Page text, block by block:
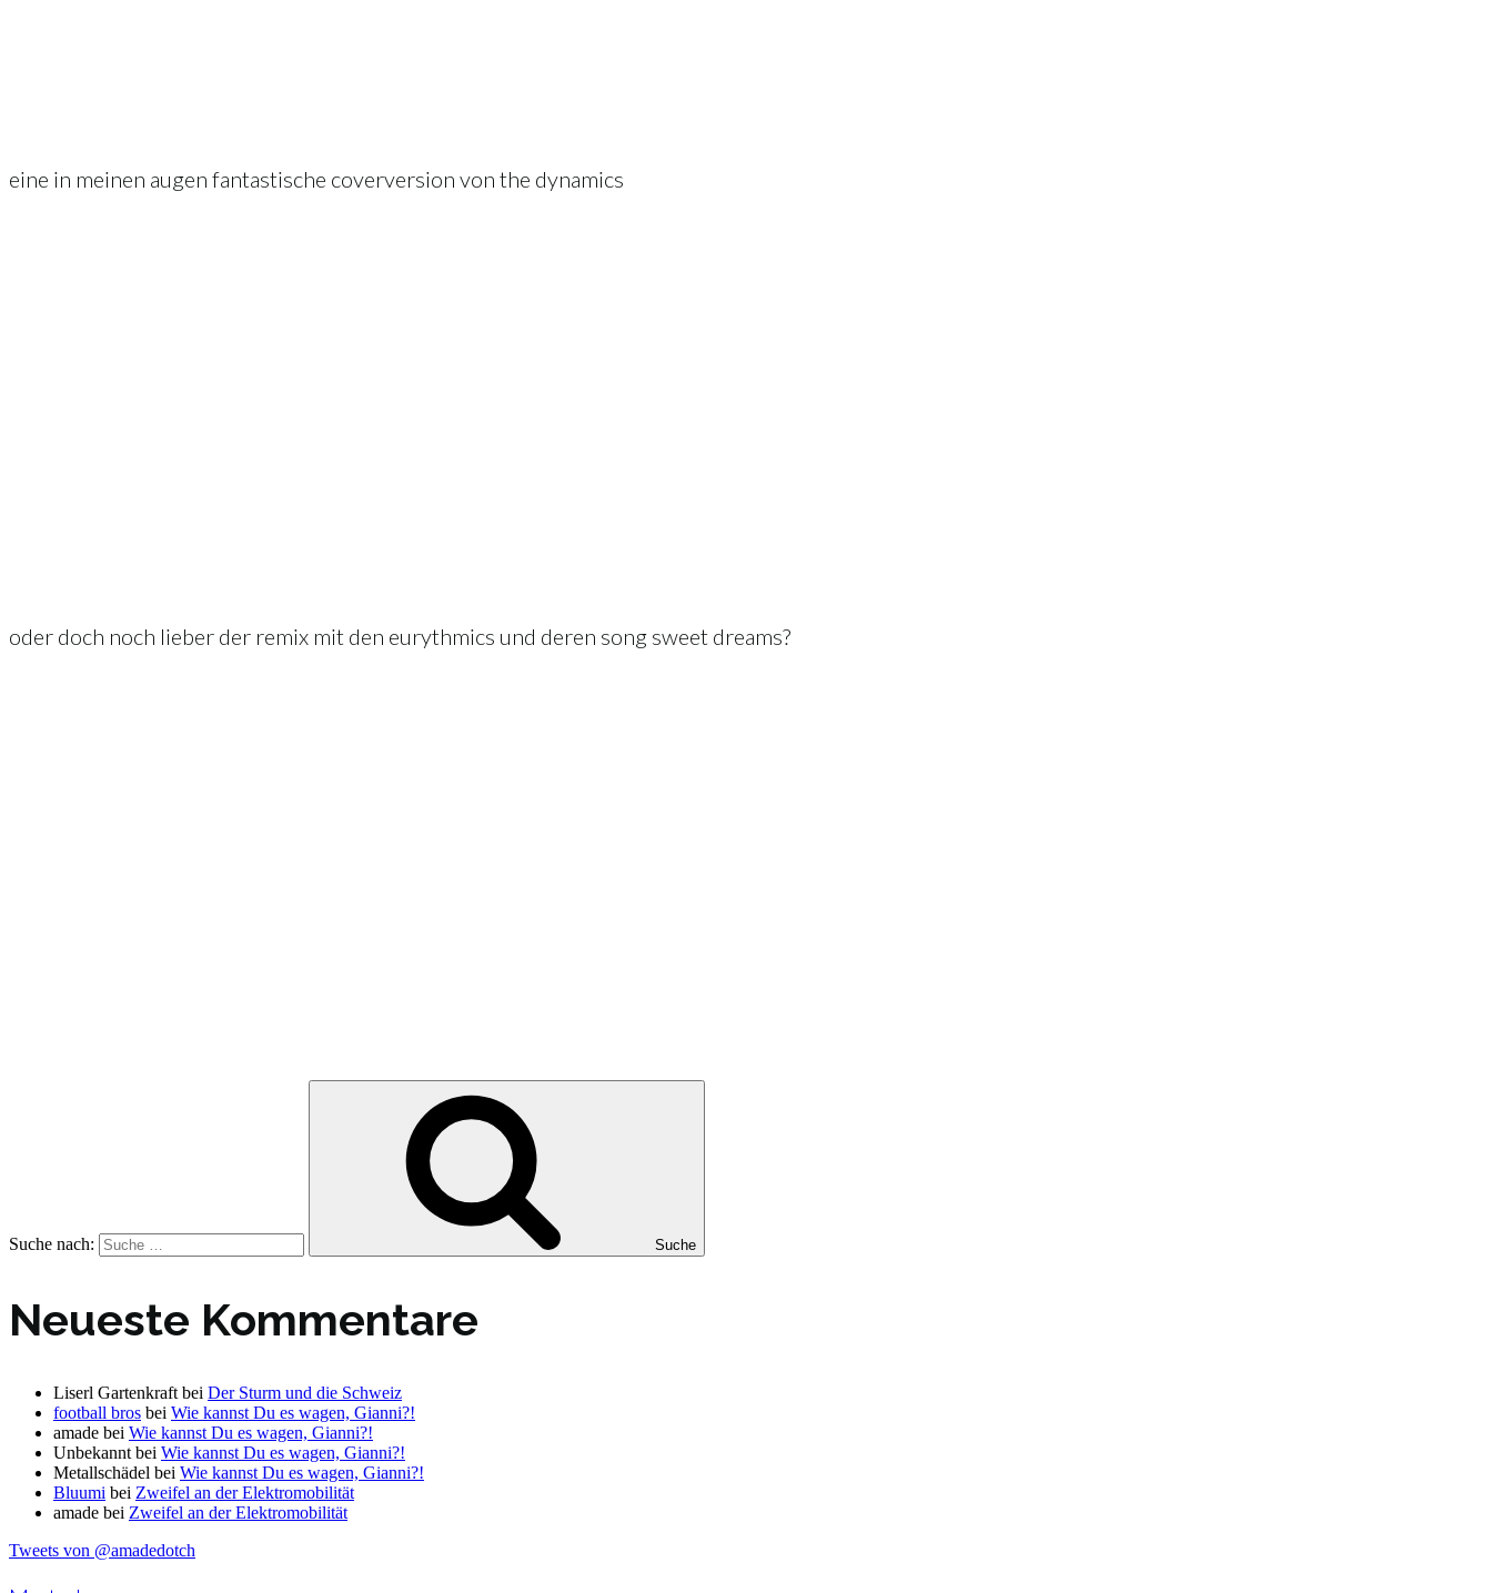
eine in meinen augen fantastische coverversion von the dynamics
oder doch noch lieber der remix mit den eurythmics und deren song sweet dreams?
Suche nach: Suche
Neueste Kommentare
Liserl Gartenkraft bei Der Sturm und die Schweiz
football bros bei Wie kannst Du es wagen, Gianni?!
amade bei Wie kannst Du es wagen, Gianni?!
Unbekannt bei Wie kannst Du es wagen, Gianni?!
Metallschädel bei Wie kannst Du es wagen, Gianni?!
Bluumi bei Zweifel an der Elektromobilität
amade bei Zweifel an der Elektromobilität
Tweets von @amadedotch